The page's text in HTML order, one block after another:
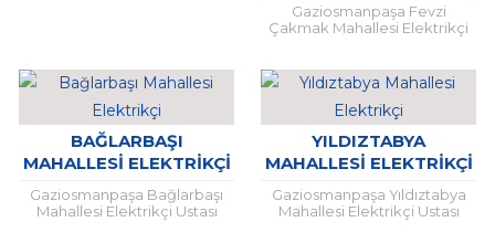
Gaziosmanpaşa Fevzi
Çakmak Mahallesi Elektrikçi
alanında uzman desteği
almak şarttır. Çünkü elektrik,
hayati...
BAĞLARBAŞI
MAHALLESI ELEKTRIKÇI
Gaziosmanpaşa Bağlarbaşı
Mahallesi Elektrikçi Ustası
YILDIZTABYA
MAHALLESI ELEKTRIKÇI
Gaziosmanpaşa Yıldıztabya
Mahallesi Elektrikçi Ustası